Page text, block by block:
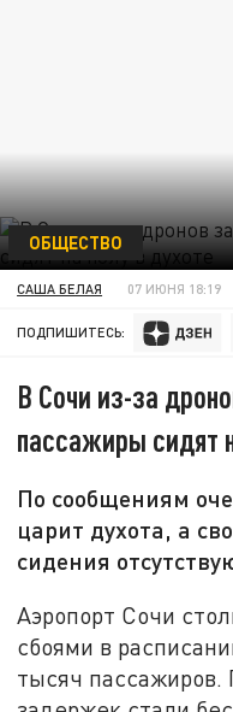
ОБЩЕСТВО
САША БЕЛАЯ 07 ИЮНЯ 18:19
ПОДПИШИТЕСЬ:
В Сочи из-за
пассажиры сидят
По сообщениям
царит духота, а
сидения
Аэропорт Сочи
сбоями в
тысяч